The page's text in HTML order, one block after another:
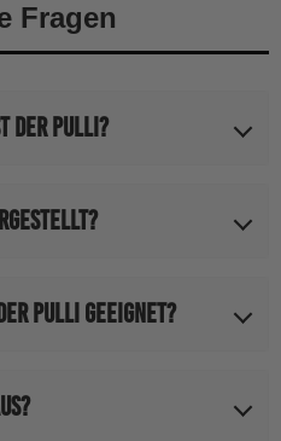
Fragen
der Pulli?
Pulli geeignet?